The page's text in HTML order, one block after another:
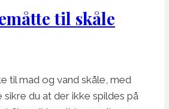
til skåle
til mad og vand skåle, med
sikre du at der ikke spildes på